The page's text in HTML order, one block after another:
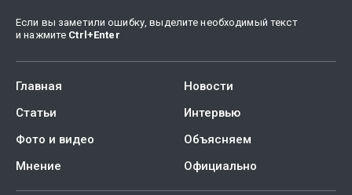
Если вы заметили ошибку, выделите необходимый текст
и нажмите Ctrl +Enter
Главная
Новости
Статьи
Интервью
Фото и видео
Объясняем
Мнение
Официально